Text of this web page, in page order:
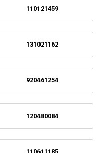
110121459
131021162
920461254
120480084